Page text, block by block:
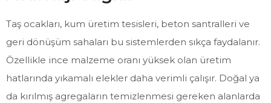
Taş ocakları, kum üretim tesisleri, beton santralleri ve
geri dönüşüm sahaları bu sistemlerden sıkça faydalanır.
Özellikle ince malzeme oranı yüksek olan üretim
hatlarında yıkamalı elekler daha verimli çalışır. Doğal ya
da kırılmış agregaların temizlenmesi gereken alanlarda